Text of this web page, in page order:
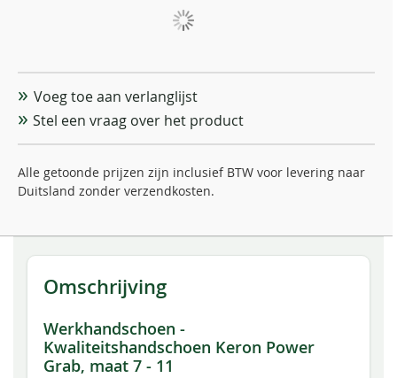
Voeg toe aan verlanglijst
Stel een vraag over het product
Alle getoonde prijzen zijn inclusief BTW voor levering naar
Duitsland zonder verzendkosten.
Omschrijving
Werkhandschoen -
Kwaliteitshandschoen Keron Power
Grab, maat 7 - 11